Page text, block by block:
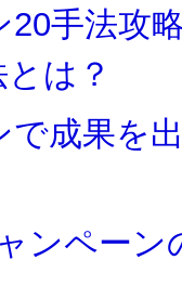
手法攻
は？
で成果を
ンペー